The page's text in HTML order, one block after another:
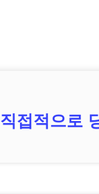
직접적으로